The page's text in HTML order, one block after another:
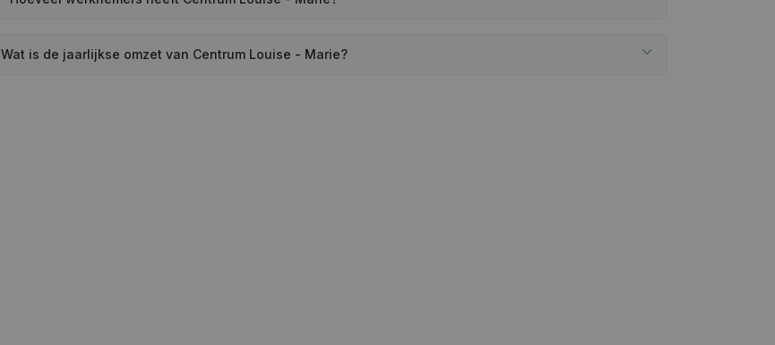
Wat is de jaarlijkse omzet van Centrum Louise - Marie?